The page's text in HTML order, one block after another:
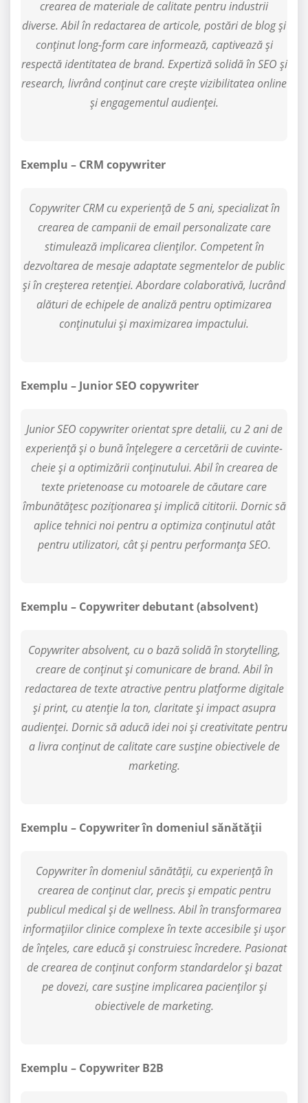
crearea de materiale de calitate pentru industrii
diverse. Abil în redactarea de articole, postări de blog și
conținut long-form care informează, captivează și
respectă identitatea de brand. Expertiză solidă în SEO și
research, livrând conținut care crește vizibilitatea online
și engagementul audienței.
Exemplu – CRM copywriter
Copywriter CRM cu experiență de 5 ani, specializat în
crearea de campanii de email personalizate care
stimulează implicarea clienților. Competent în
dezvoltarea de mesaje adaptate segmentelor de public
și în creșterea retenției. Abordare colaborativă, lucrând
alături de echipele de analiză pentru optimizarea
conținutului și maximizarea impactului.
Exemplu – Junior SEO copywriter
Junior SEO copywriter orientat spre detalii, cu 2 ani de
experiență și o bună înțelegere a cercetării de cuvinte-
cheie și a optimizării conținutului. Abil în crearea de
texte prietenoase cu motoarele de căutare care
îmbunătățesc poziționarea și implică cititorii. Dornic să
aplice tehnici noi pentru a optimiza conținutul atât
pentru utilizatori, cât și pentru performanța SEO.
Exemplu – Copywriter debutant (absolvent)
Copywriter absolvent, cu o bază solidă în storytelling,
creare de conținut și comunicare de brand. Abil în
redactarea de texte atractive pentru platforme digitale
și print, cu atenție la ton, claritate și impact asupra
audienței. Dornic să aducă idei noi și creativitate pentru
a livra conținut de calitate care susține obiectivele de
marketing.
Exemplu – Copywriter în domeniul sănătății
Copywriter în domeniul sănătății, cu experiență în
crearea de conținut clar, precis și empatic pentru
publicul medical și de wellness. Abil în transformarea
informațiilor clinice complexe în texte accesibile și ușor
de înțeles, care educă și construiesc încredere. Pasionat
de crearea de conținut conform standardelor și bazat
pe dovezi, care susține implicarea pacienților și
obiectivele de marketing.
Exemplu – Copywriter B2B